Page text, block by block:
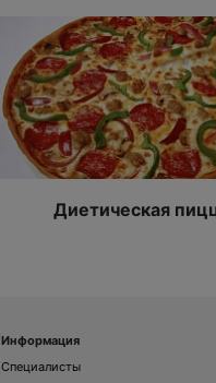
Диетическая
Информация
Специалисты